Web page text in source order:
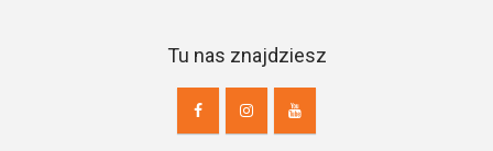
Tu nas znajdziesz